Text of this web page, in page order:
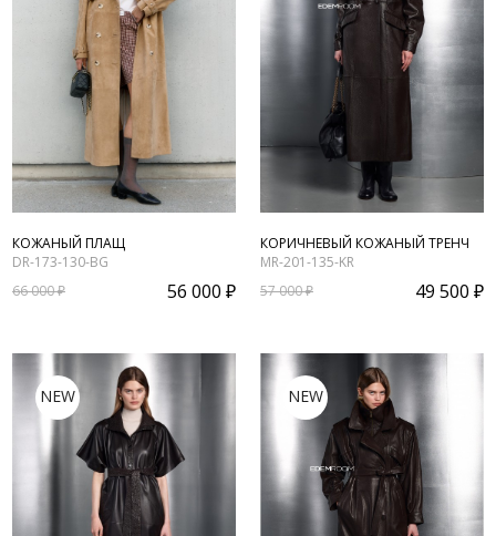
КОЖАНЫЙ ПЛАЩ
DR-173-130-BG
66 000 ₽
56 000 ₽
КОРИЧНЕВЫЙ КОЖАНЫЙ ТРЕНЧ
MR-201-135-KR
57 000 ₽
49 500 ₽
NEW NEW